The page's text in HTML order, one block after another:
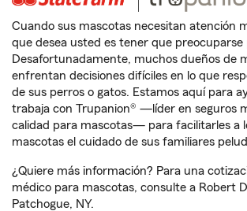
Cuando sus mascotas necesitan atención
que desea usted es tener que preocuparse
Desafortunadamente, muchos dueños de
enfrentan decisiones difíciles en lo que
de sus perros o gatos. Estamos aquí para
trabaja con Trupanion® —líder en seguros
calidad para mascotas— para facilitarles a
mascotas el cuidado de sus familiares
¿Quiere más información? Para una
médico para mascotas, consulte a Robert
Patchogue, NY.